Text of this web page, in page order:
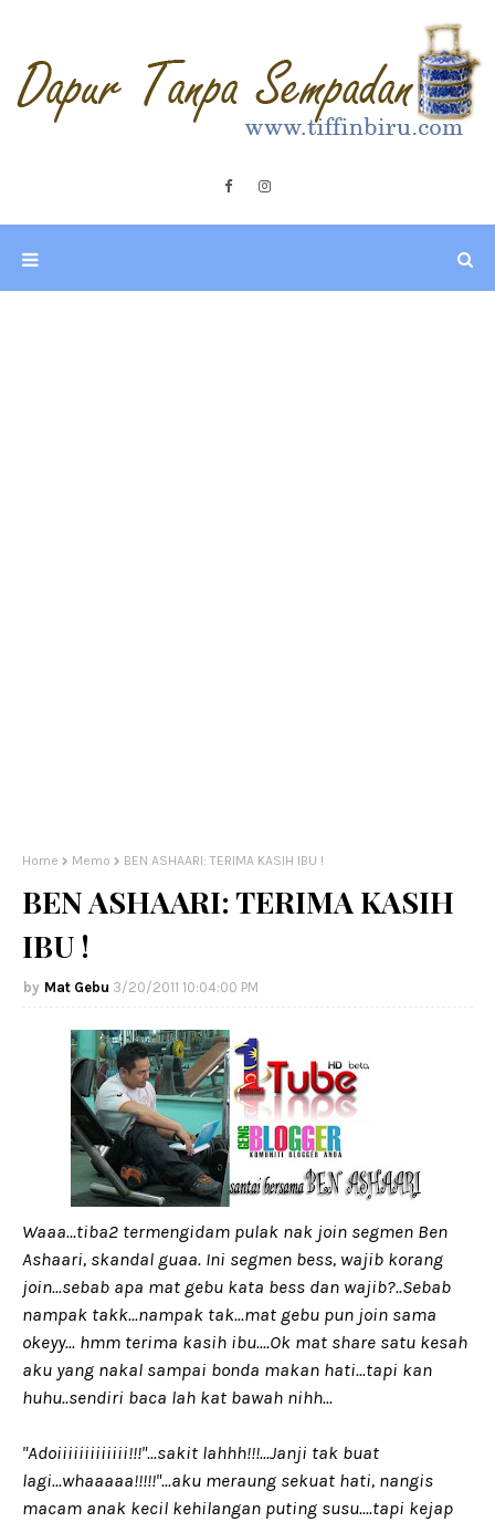
Home Memo BEN ASHAARI: TERIMA KASIH IBU !
BEN ASHAARI: TERIMA KASIH
IBU !
Mat Gebu 3/20/2011 10:04:00 PM
Waaa...tiba2 termengidam pulak nak join segmen Ben
Ashaari, skandal guaa. Ini segmen bess, wajib korang
join...sebab apa mat gebu kata bess dan wajib?..Sebab
nampak takk...nampak tak...mat gebu pun join sama
okeyy... hmm terima kasih ibu....Ok mat share satu kesah
aku yang nakal sampai bonda makan hati...tapi kan
huhu..sendiri baca lah kat bawah nihh...
"Adoiiiiiiiiiiiii!!!"...sakit lahhh!!!...Janji tak buat
lagi...whaaaaa!!!!!"...aku meraung sekuat hati, nangis
macam anak kecil kehilangan puting susu....tapi kejap